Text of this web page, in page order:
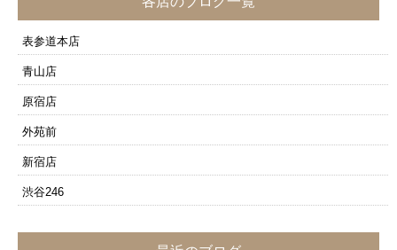
表参道本店
青山店
原宿店
外苑前
新宿店
渋谷246